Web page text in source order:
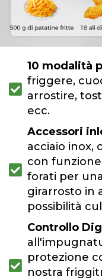
10 modalità
friggere,
arrostire,
ecc.
Accessori
acciaio inox,
con
forati per
girarrosto in
possibilità
Controllo
protezione
nostra